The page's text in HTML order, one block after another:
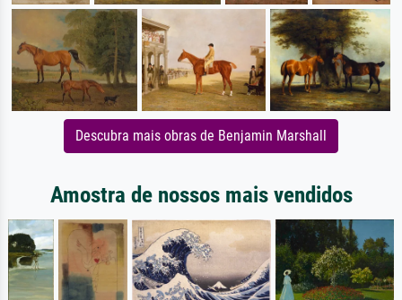
Descubra mais obras de Benjamin Marshall
Amostra de nossos mais vendidos